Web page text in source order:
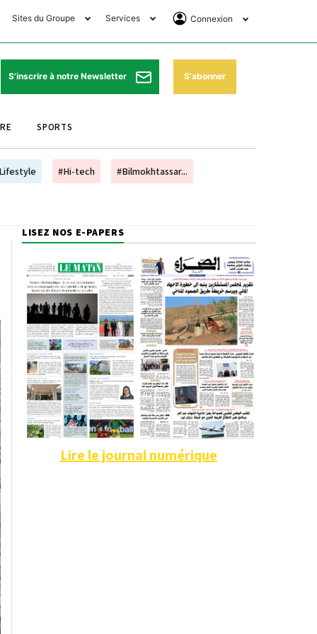
Sites du Groupe
Avantages
Matin Sports
Matin Store
Matin Annonces
Today Forum
Services
Horaires de prières
Pharmacies de garde
Programme TV
Cinéma
Connexion
Se Connecter
Abonnement
S'inscrire à notre Newsletter S'abonner
SPORTS
#Hi-tech #Bilmokhtassar...
LISEZ NOS E-PAPERS
Lire le journal numérique